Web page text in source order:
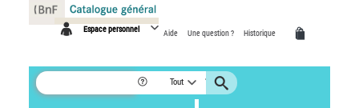
Espace personnel Aide Une question ? Historique
Tout
Panneau de gestion des cookies